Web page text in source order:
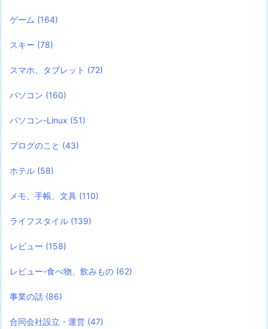
ゲーム (164)
スキー (78)
スマホ、タブレット (72)
パソコン (160)
パソコン-Linux (51)
ブログのこと (43)
ホテル (58)
メモ、手帳、文具 (110)
ライフスタイル (139)
レビュー (158)
レビュー-食べ物、飲みもの (62)
事業の話 (86)
合同会社設立・運営 (47)